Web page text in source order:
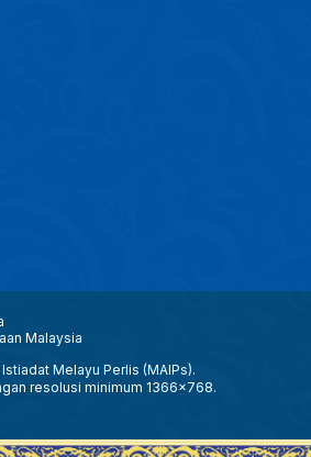
Malaysia
Melayu Perlis (MAIPs).
resolusi minimum 1366x768.